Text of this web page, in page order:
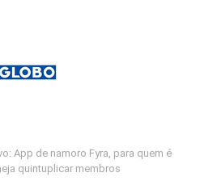
App de namoro Fyra, para quem é
quintuplicar membros